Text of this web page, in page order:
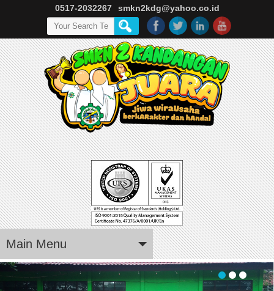
0517-2032267 smkn2kdg@yahoo.co.id
Main Menu